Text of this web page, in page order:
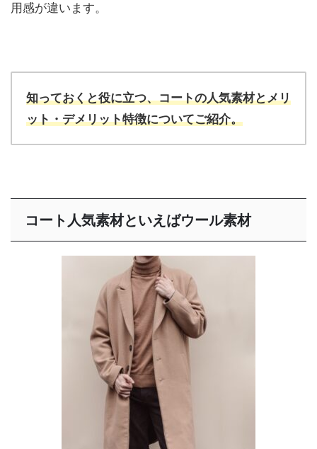
用感が違います。
知っておくと役に立つ、コートの人気素材とメリ
ット・デメリット特徴についてご紹介。
コート人気素材といえばウール素材